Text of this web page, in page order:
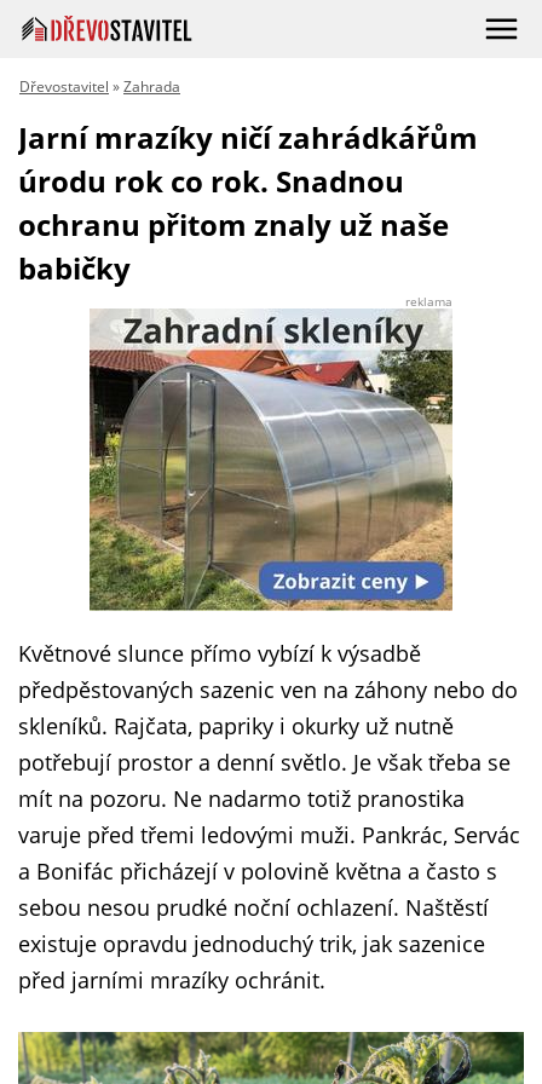
Dřevostavitel »Zahrada
Jarní mrazíky ničí zahrádkářům
úrodu rok co rok. Snadnou
ochranu přitom znaly už naše
babičky
reklama
Květnové slunce přímo vybízí k výsadbě
předpěstovaných sazenic ven na záhony nebo do
skleníků. Rajčata, papriky i okurky už nutně
potřebují prostor a denní světlo. Je však třeba se
mít na pozoru. Ne nadarmo totiž pranostika
varuje před třemi ledovými muži. Pankrác, Servác
a Bonifác přicházejí v polovině května a často s
sebou nesou prudké noční ochlazení. Naštěstí
existuje opravdu jednoduchý trik, jak sazenice
před jarními mrazíky ochránit.